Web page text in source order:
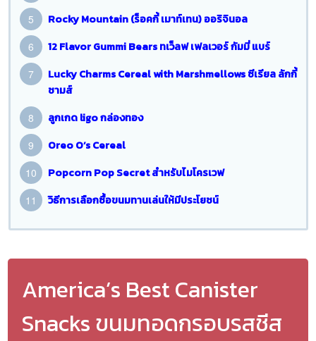
Rocky Mountain (ร็อคกี้ เมาท์เทน) ออริจินอล
12 Flavor Gummi Bears ทเว็ลฟ เฟลเวอร์ กัมมี่ แบร์
Lucky Charms Cereal with Marshmellows ซีเรียล ลักกี้
ชามส์
ลูกเกด ligo กล่องทอง
Oreo O’s Cereal
Popcorn Pop Secret สำหรับไมโครเวฟ
วิธีการเลือกซื้อขนมทานเล่นให้มีประโยชน์
America’s Best Canister
Snacks ขนมทอดกรอบรสชีส